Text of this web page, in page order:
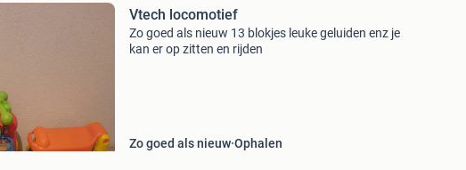
Vtech locomotief
Zo goed als nieuw 13 blokjes leuke geluiden enz je
kan er op zitten en rijden
Zo goed als nieuw Ophalen